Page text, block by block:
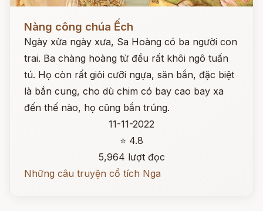
Nàng công chúa Ếch
Ngày xửa ngày xưa, Sa Hoàng có ba người con
trai. Ba chàng hoàng tử đều rất khôi ngô tuấn
tú. Họ còn rất giỏi cưỡi ngựa, săn bắn, đặc biệt
là bắn cung, cho dù chim có bay cao bay xa
đến thế nào, họ cũng bắn trúng.
11-11-2022
⭐ 4.8
5,964 lượt đọc
Những câu truyện cổ tích Nga